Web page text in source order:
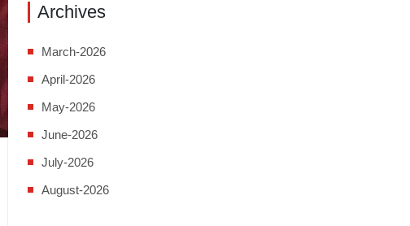
Archives
March-2026
April-2026
May-2026
June-2026
July-2026
August-2026